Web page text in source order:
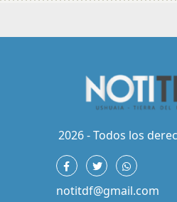
2026 - Todos los
notitdf@gmail.com